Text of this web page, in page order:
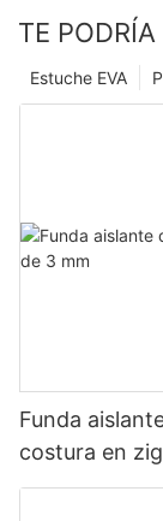
TE PODRÍA
Estuche EVA
Funda
costura en